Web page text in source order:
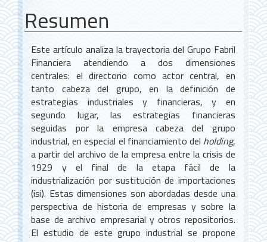
Resumen
Este artículo analiza la trayectoria del Grupo Fabril
Financiera atendiendo a dos dimensiones
centrales: el directorio como actor central, en
tanto cabeza del grupo, en la definición de
estrategias industriales y financieras, y en
segundo lugar, las estrategias financieras
seguidas por la empresa cabeza del grupo
industrial, en especial el financiamiento del holding,
a partir del archivo de la empresa entre la crisis de
1929 y el final de la etapa fácil de la
industrialización por sustitución de importaciones
(isi). Estas dimensiones son abordadas desde una
perspectiva de historia de empresas y sobre la
base de archivo empresarial y otros repositorios.
El estudio de este grupo industrial se propone